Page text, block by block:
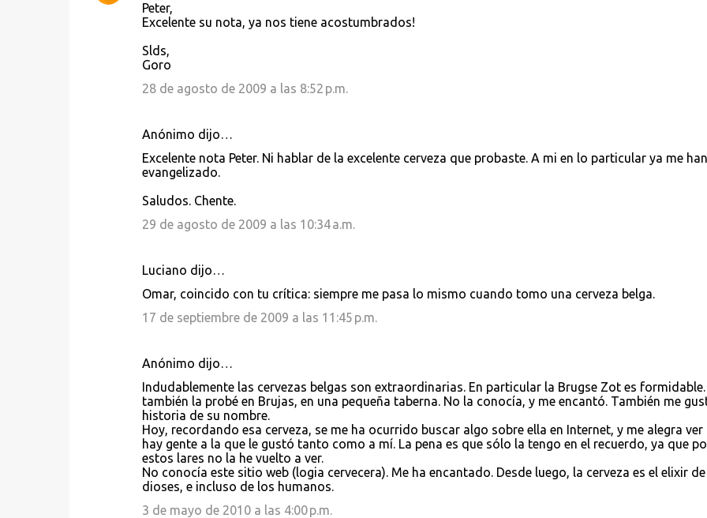
Peter,
Excelente su nota, ya nos tiene acostumbrados!
Slds,
Goro
28 de agosto de 2009 a las 8:52 p.m.
Anónimo dijo…
Excelente nota Peter. Ni hablar de la excelente cerveza que probaste. A mi en lo particular ya me han
evangelizado.
Saludos. Chente.
29 de agosto de 2009 a las 10:34 a.m.
Luciano dijo…
Omar, coincido con tu crítica: siempre me pasa lo mismo cuando tomo una cerveza belga.
17 de septiembre de 2009 a las 11:45 p.m.
Anónimo dijo…
Indudablemente las cervezas belgas son extraordinarias. En particular la Brugse Zot es formidable.
también la probé en Brujas, en una pequeña taberna. No la conocía, y me encantó. También me
historia de su nombre.
Hoy, recordando esa cerveza, se me ha ocurrido buscar algo sobre ella en Internet, y me alegra ver
hay gente a la que le gustó tanto como a mí. La pena es que sólo la tengo en el recuerdo, ya que
estos lares no la he vuelto a ver.
No conocía este sitio web (logia cervecera). Me ha encantado. Desde luego, la cerveza es el elixir
dioses, e incluso de los humanos.
3 de mayo de 2010 a las 4:00 p.m.